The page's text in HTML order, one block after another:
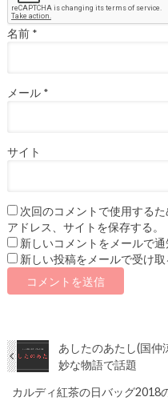
名前 *
メール *
サイト
次回のコメントで使用する
アドレス、サイトを保存する。
新しいコメントをメールで通
新しい投稿をメールで受け取
あしたのあたし(国仲
妙な物語で話題
カルディ紅茶の日バッグ2018